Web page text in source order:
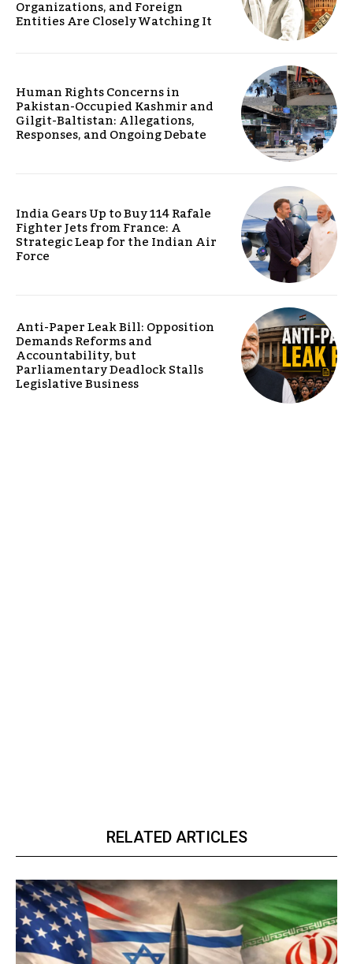
Organizations, and Foreign
Entities Are Closely Watching It
Human Rights Concerns in
Pakistan-Occupied Kashmir and
Gilgit-Baltistan: Allegations,
Responses, and Ongoing Debate
India Gears Up to Buy 114 Rafale
Fighter Jets from France: A
Strategic Leap for the Indian Air
Force
Anti-Paper Leak Bill: Opposition
Demands Reforms and
Accountability, but
Parliamentary Deadlock Stalls
Legislative Business
RELATED ARTICLES